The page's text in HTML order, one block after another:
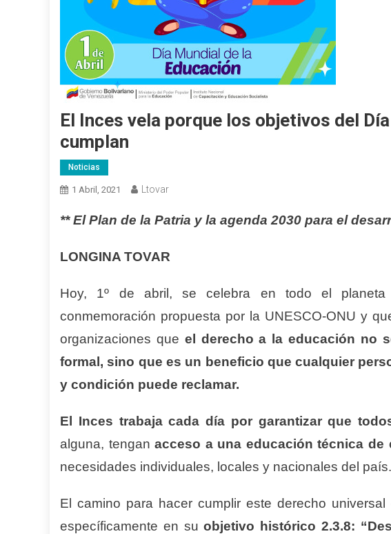
El Inces vela porque los objetivos del
cumplan
Noticias
1 Abril, 2021 Ltovar
** El Plan de la Patria y la agenda 2030 para el
LONGINA TOVAR
Hoy, 1º de abril, se celebra en todo el
conmemoración propuesta por la UNESCO-ONU y
organizaciones que el derecho a la educación no
formal, sino que es un beneficio que cualquier
y condición puede reclamar.
El Inces trabaja cada día por garantizar que
alguna, tenganacceso a una educación técnica de
necesidades individuales, locales y nacionales del país.
El camino para hacer cumplir este derecho
específicamente en suobjetivo histórico 2.3.8: